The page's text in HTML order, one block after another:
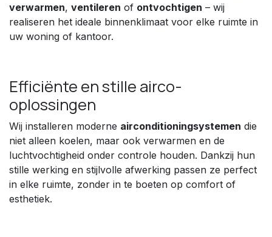
verwarmen, ventileren of ontvochtigen – wij
realiseren het ideale binnenklimaat voor elke ruimte in
uw woning of kantoor.
Efficiënte en stille airco-
oplossingen
Wij installeren moderne airconditioningsystemen die
niet alleen koelen, maar ook verwarmen en de
luchtvochtigheid onder controle houden. Dankzij hun
stille werking en stijlvolle afwerking passen ze perfect
in elke ruimte, zonder in te boeten op comfort of
esthetiek.